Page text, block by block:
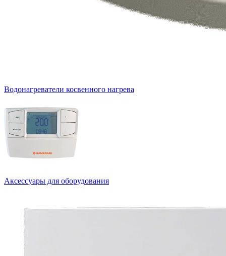
Водонагреватели косвенного нагрева
Аксессуары для оборудования